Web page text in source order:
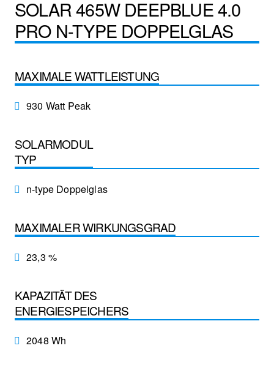
SOLAR 465W DEEPBLUE 4.0
PRO N-TYPE DOPPELGLAS
MAXIMALE WATTLEISTUNG
930 Watt Peak
SOLARMODUL
TYP
n-type Doppelglas
MAXIMALER WIRKUNGSGRAD
23,3 %
KAPAZITÄT DES
ENERGIESPEICHERS
2048 Wh